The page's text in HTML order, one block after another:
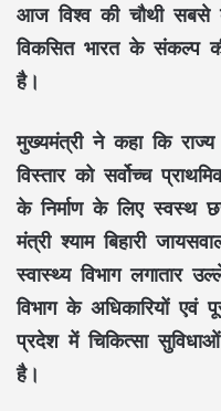
आजविश्व की चौथी सबसे
विकसित भारतके संकल्प
है।
मुख्यमंत्री ने कहा कि
विस्तारको सर्वोच्च
के निर्माण के लिएस्वस्थ
मंत्री श्याम बिहारी
स्वास्थ्य विभागलगातार
विभाग के अधिकारियों एवं
प्रदेश मेंचिकित्सा सुविधाओं
है।